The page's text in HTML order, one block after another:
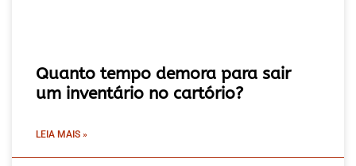
Quanto tempo demora para sair
um inventário no cartório?
LEIA MAIS »